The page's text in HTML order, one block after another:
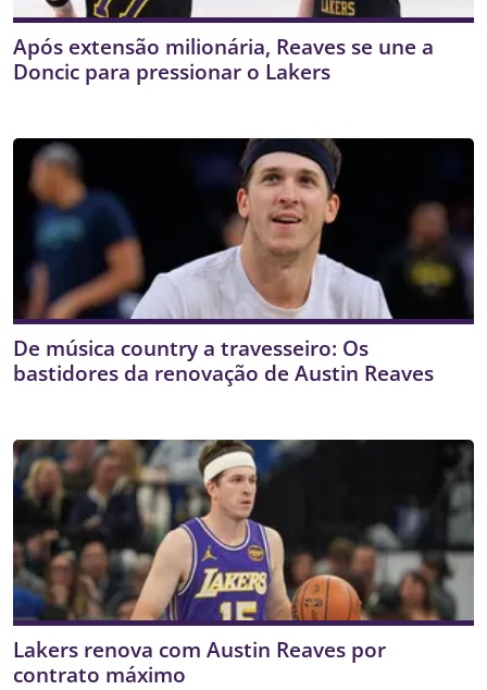
Após extensão milionária, Reaves se une a
Doncic para pressionar o Lakers
De música country a travesseiro: Os
bastidores da renovação de Austin Reaves
Lakers renova com Austin Reaves por
contrato máximo